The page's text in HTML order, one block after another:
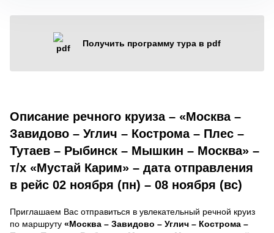
Получить программу тура в pdf
Описание речного круиза – «Москва –
Завидово – Углич – Кострома – Плес –
Тутаев – Рыбинск – Мышкин – Москва» –
т/х «Мустай Карим» – дата отправления
в рейс 02 ноября (пн) – 08 ноября (вс)
Приглашаем Вас отправиться в увлекательный речной круиз
по маршруту «Москва – Завидово – Углич – Кострома –